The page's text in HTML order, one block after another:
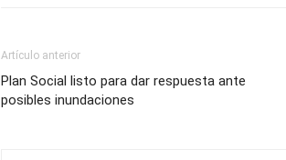
Artículo anterior
Plan Social listo para dar respuesta ante
posibles inundaciones